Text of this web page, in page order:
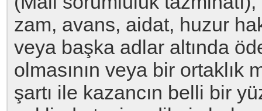
zam, avans, aidat, huzur
veya başka adlar altında
olmasının veya bir
şartı ile kazancın belli bir